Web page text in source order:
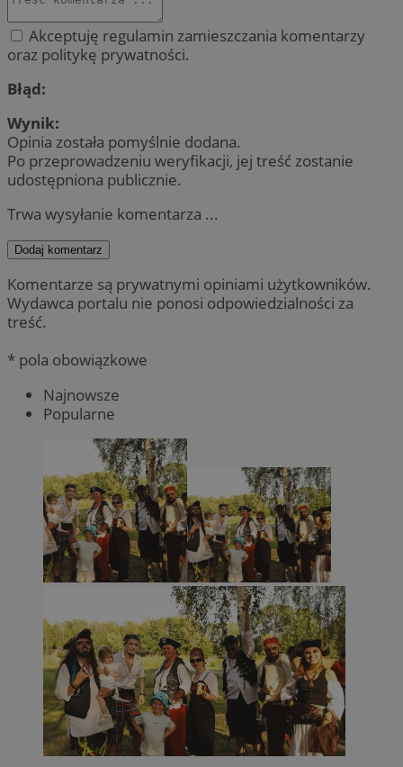
Akceptuję regulamin zamieszczania komentarzy
oraz politykę prywatności.
Błąd:
Wynik:
Opinia została pomyślnie dodana.
Po przeprowadzeniu weryfikacji, jej treść zostanie
udostępniona publicznie.
Trwa wysyłanie komentarza ...
Dodaj komentarz
Komentarze są prywatnymi opiniami użytkowników.
Wydawca portalu nie ponosi odpowiedzialności za
treść.
* pola obowiązkowe
Najnowsze
Popularne